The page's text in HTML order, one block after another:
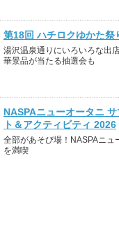
第18回 ハチロクゆかた祭
湯沢温泉通りにいろいろな出
華景品が当たる抽選会も
NASPAニューオータニ
ト＆アクティビティ 2026
全部があそび場！NASPAニュ
を満喫